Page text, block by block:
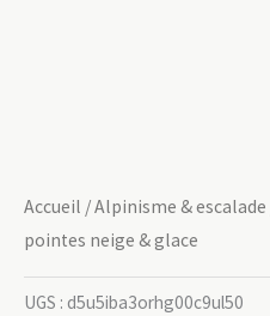
Accueil /Alpinisme & escalade
pointes neige & glace
UGS : d5u5iba3orhg00c9ul50